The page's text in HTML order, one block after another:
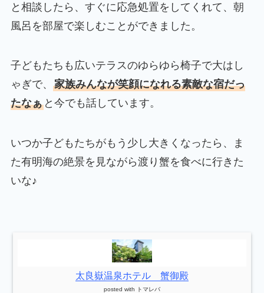
と相談したら、すぐに応急処置をしてくれて、朝
風呂を部屋で楽しむことができました。
子どもたちも広いテラスのゆらゆら椅子で大はし
ゃぎで、 家族みんなが笑顔になれる素敵な宿だっ
たなぁと今でも話しています。
いつか子どもたちがもう少し大きくなったら、ま
た有明海の絶景を見ながら渡り蟹を食べに行きた
いな♪
太良嶽温泉ホテル 蟹御殿
posted with トマレバ